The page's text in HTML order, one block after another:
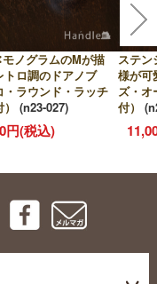
ノグラムのMが描
トロ調のドアノブ
・ラウンド・ラッチ
(n23-027)
円(税込)
ステン
様が可
ズ・オ
付）